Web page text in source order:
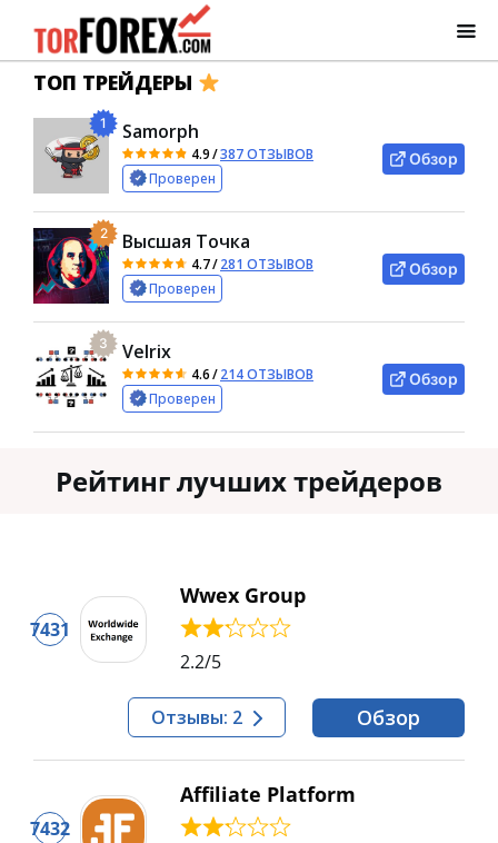
ТОП ТРЕЙДЕРЫ
1 Samorph
4.9/387 ОТЗЫВОВ
Проверен
Обзор
2 Высшая Точка
4.7/281 ОТЗЫВОВ
Проверен
Обзор
3 Velrix
4.6/214 ОТЗЫВОВ
Проверен
Обзор
Рейтинг лучших трейдеров
7431
Wwex Group
2.2/5
Отзывы: 2 Обзор
7432
Affiliate Platform